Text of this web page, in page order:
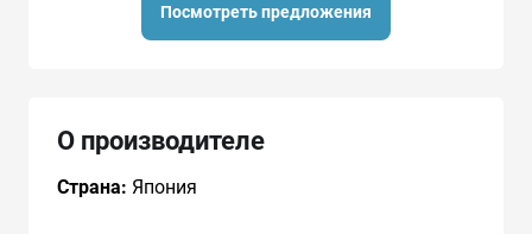
Посмотреть предложения
О производителе
Страна: Япония